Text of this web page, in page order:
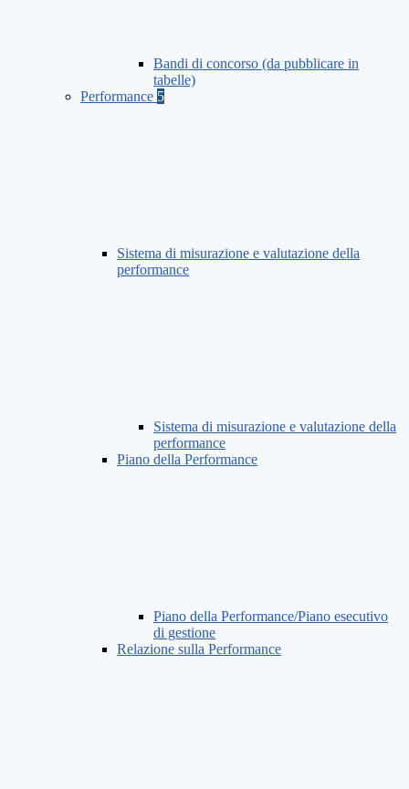
Bandi di concorso (da pubblicare in
tabelle)
Performance 5
Sistema di misurazione e valutazione della
performance
Sistema di misurazione e valutazione della
performance
Piano della Performance
Piano della Performance/Piano esecutivo
di gestione
Relazione sulla Performance